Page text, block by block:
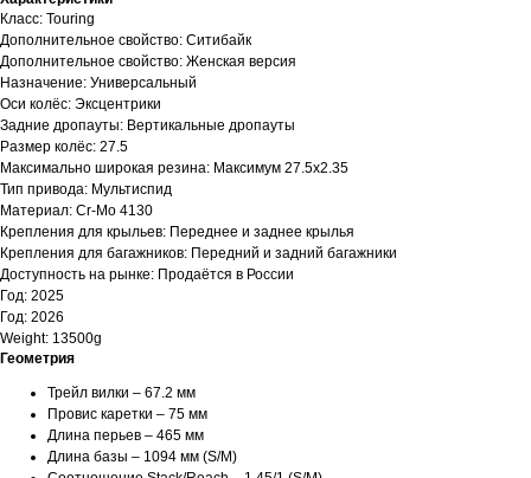
Класс: Touring
Дополнительное свойство: Ситибайк
Дополнительное свойство: Женская версия
Назначение: Универсальный
Оси колёс: Эксцентрики
Задние дропауты: Вертикальные дропауты
Размер колёс: 27.5
Максимально широкая резина: Максимум 27.5х2.35
Тип привода: Мультиспид
Материал: Cr-Mo 4130
Крепления для крыльев: Переднее и заднее крылья
Крепления для багажников: Передний и задний багажники
Доступность на рынке: Продаётся в России
Год: 2025
Год: 2026
Weight: 13500g
Геометрия
Трейл вилки – 67.2 мм
Провис каретки – 75 мм
Длина перьев – 465 мм
Длина базы – 1094 мм (S/M)